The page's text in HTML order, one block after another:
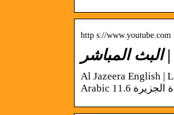
http s://www.youtube.com
Al Jazeera English |